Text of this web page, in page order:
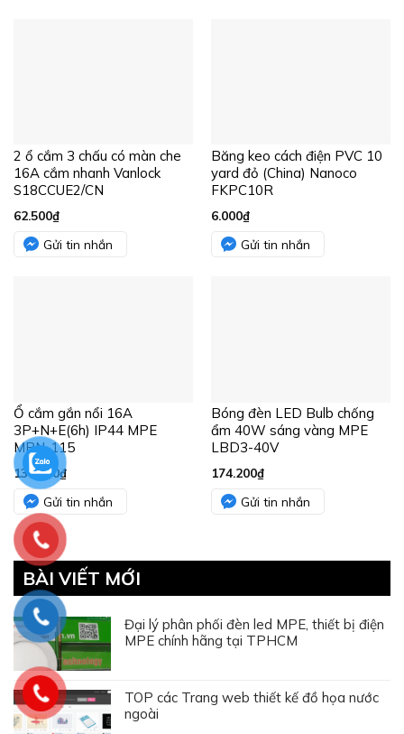
2 ổ cắm 3 chấu có màn che
16A cắm nhanh Vanlock
S18CCUE2/CN
62.500₫
Gửi tin nhắn
Băng keo cách điện PVC 10
yard đỏ (China) Nanoco
FKPC10R
6.000₫
Gửi tin nhắn
Ổ cắm gắn nổi 16A
3P+N+E(6h) IP44 MPE
MPN-115
131.300₫
Gửi tin nhắn
Bóng đèn LED Bulb chống
ẩm 40W sáng vàng MPE
LBD3-40V
174.200₫
Gửi tin nhắn
BÀI VIẾT MỚI
Đại lý phân phối đèn led MPE, thiết bị điện
MPE chính hãng tại TPHCM
TOP các Trang web thiết kế đồ họa nước
ngoài